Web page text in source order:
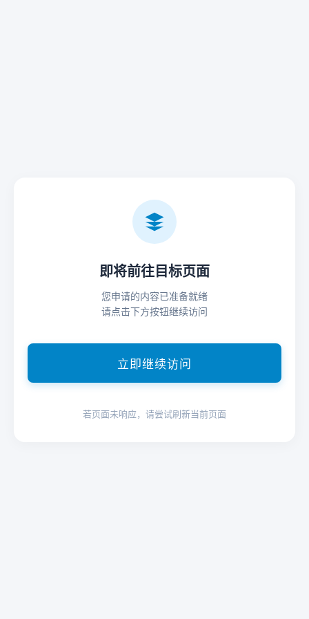
即将前往目标页面
您申请的内容已准备就绪
请点击下方按钮继续访问
立即继续访问
若页面未响应，请尝试刷新当前页面